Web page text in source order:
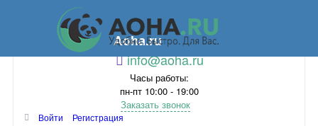
Aoha.ru
info@aoha.ru
Часы работы:
пн-пт 10:00 - 19:00
Заказать звонок
Войти
Регистрация